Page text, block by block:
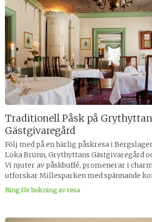
Traditionell Påsk på
Gästgivaregård
Följ med på en härlig påskresa i
Loka Brunn, Grythyttans Gästgivaregård
Vi njuter av påskbuffé, promenerar i
utforskar Millesparken med spännande
Ring för bokning av resa